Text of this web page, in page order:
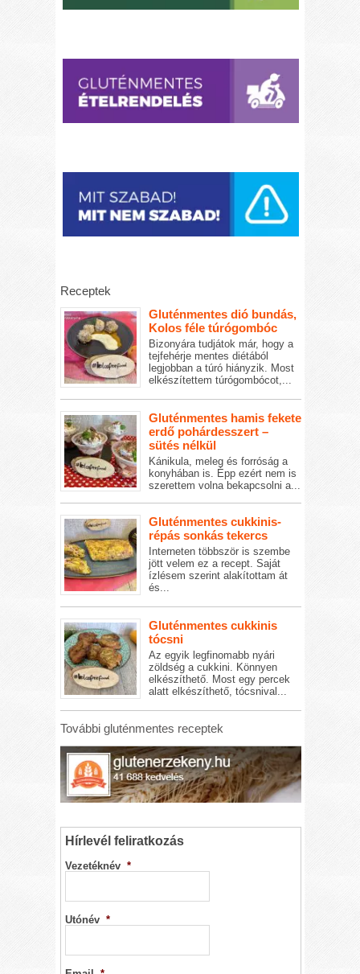
Receptek
Gluténmentes dió bundás,
Kolos féle túrógombóc
Bizonyára tudjátok már, hogy a
tejfehérje mentes diétából
legjobban a túró hiányzik. Most
elkészítettem túrógombócot,...
Gluténmentes hamis fekete
erdő pohárdesszert –
sütés nélkül
Kánikula, meleg és forróság a
konyhában is. Épp ezért nem is
szerettem volna bekapcsolni a...
Gluténmentes cukkinis-
répás sonkás tekercs
Interneten többször is szembe
jött velem ez a recept. Saját
ízlésem szerint alakítottam át
és...
Gluténmentes cukkinis
tócsni
Az egyik legfinomabb nyári
zöldség a cukkini. Könnyen
elkészíthető. Most egy percek
alatt elkészíthető, tócsnival...
További gluténmentes receptek
Hírlevél feliratkozás
Vezetéknév *
Utónév *